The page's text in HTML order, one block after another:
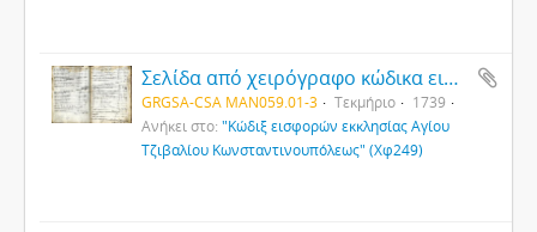
Σελίδα από χειρόγραφο κώδικα εισφορών εκκλησίας Αγίου Τζιβαλίου Κωνσταντινουπόλεως (3)
GRGSA-CSA MAN059.01-3 Τεκμήριο
1739
Ανήκει στο: "Κώδιξ εισφορών εκκλησίας Αγίου
Τζιβαλίου Κωνσταντινουπόλεως" (Χφ249)